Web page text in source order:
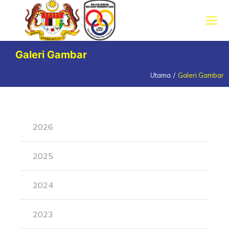
Galeri Gambar
Utama Galeri Gambar
2026
2025
2024
2023